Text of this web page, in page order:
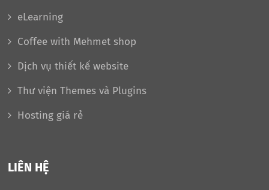
eLearning
Coffee with Mehmet shop
Dịch vụ thiết kế website
Thư viện Themes và Plugins
Hosting giá rẻ
LIÊN HỆ